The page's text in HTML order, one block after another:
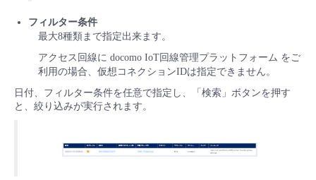
フィルター条件
最大8種類まで指定出来ます。
アクセス回線に docomo IoT回線管理プラットフォーム をご
利用の場合、仮想コネクションIDは指定できません。
日付、フィルター条件を任意で指定し、「検索」ボタンを押す
と、絞り込みが実行されます。